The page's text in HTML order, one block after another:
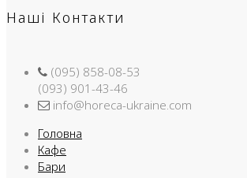
Наші Контакти
(095) 858-08-53
(093) 901-43-46
info@horeca-ukraine.com
Головна
Кафе
Бари